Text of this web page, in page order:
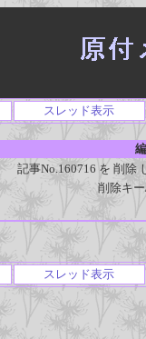
スレッド表示
記事No.160716 を 削除
削除キ
スレッド表示